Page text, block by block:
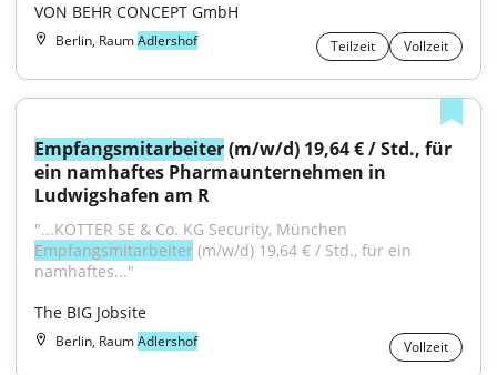
VON BEHR CONCEPT GmbH
Berlin, RaumAdlershof Teilzeit Vollzeit
Empfangsmitarbeiter (m/w/d) 19,64 € / Std., für
ein namhaftes Pharmaunternehmen in
Ludwigshafen am R
Empfangsmitarbeiter (m/w/d) 19,64 € / Std., für ein
namhaftes..."
The BIG Jobsite
Berlin, RaumAdlershof Vollzeit